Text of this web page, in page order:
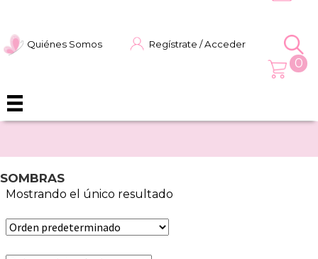
Quiénes Somos Regístrate / Acceder
0
SOMBRAS
Mostrando el único resultado